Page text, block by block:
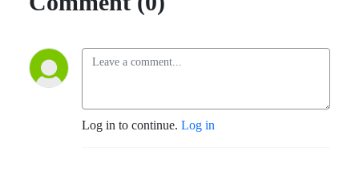
Log in to continue. Log in